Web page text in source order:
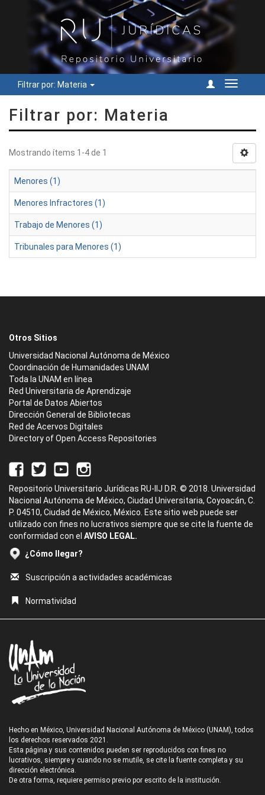
Filtrar por: Materia
Cambiar
Filtrar por: Materia
Mostrando ítems 1-4 de 1
Menores (1)
Menores Infractores (1)
Trabajo de Menores (1)
Tribunales para Menores (1)
Otros Sitios
Universidad Nacional Autónoma de México
Coordinación de Humanidades UNAM
Toda la UNAM en línea
Red Universitaria de Aprendizaje
Portal de Datos Abiertos
Dirección General de Bibliotecas
Red de Acervos Digitales
Directory of Open Access Repositories
Repositorio Universitario Jurídicas RU-IIJ D.R. © 2018. Universidad
Nacional Autónoma de México, Ciudad Universitaria, Coyoacán, C.
P. 04510, Ciudad de México, México. Este sitio web puede ser
utilizado con fines no lucrativos siempre que se cite la fuente de
conformidad con el AVISO LEGAL.
¿Cómo llegar?
Suscripción a actividades académicas
Normatividad
Hecho en México, Universidad Nacional Autónoma de México (UNAM), todos
los derechos reservados 2021.
Esta página y sus contenidos pueden ser reproducidos con fines no
lucrativos, siempre y cuando no se mutile, se cite la fuente completa y su
dirección electrónica.
De otra forma, requiere permiso previo por escrito de la institución.